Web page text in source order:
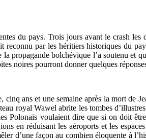
du pays. Trois jours avant le crash
par les héritiers historiques du
propagande bolchévique l’a soutenu et
noires pourront donner quelques
ans et une semaine après la mort de
royal Wawel abrite les tombes
Polonais voulaient dire que si on doit
en réduisant les aéroports et les
d’une façon au combien éloquente à